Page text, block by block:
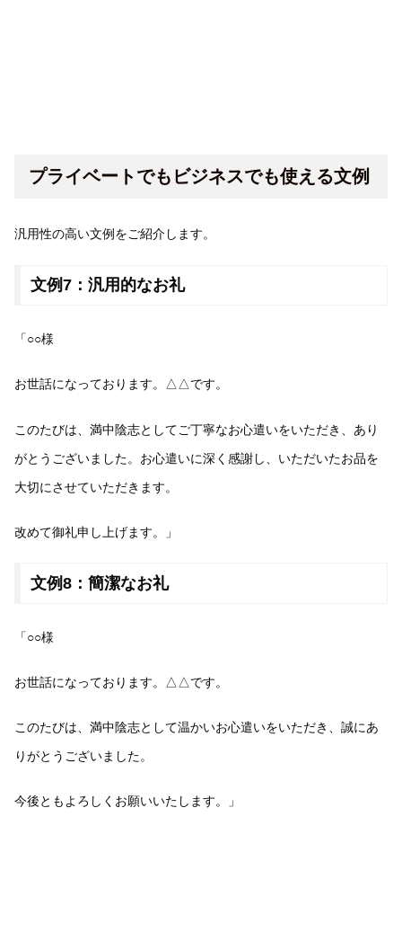
プライベートでもビジネスでも使える文例
汎用性の高い文例をご紹介します。
文例7：汎用的なお礼
「○○様
お世話になっております。△△です。
このたびは、満中陰志としてご丁寧なお心遣いをいただき、あり
がとうございました。お心遣いに深く感謝し、いただいたお品を
大切にさせていただきます。
改めて御礼申し上げます。」
文例8：簡潔なお礼
「○○様
お世話になっております。△△です。
このたびは、満中陰志として温かいお心遣いをいただき、誠にあ
りがとうございました。
今後ともよろしくお願いいたします。」